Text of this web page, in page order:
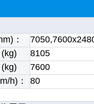
：
8105
7600
h)： 80